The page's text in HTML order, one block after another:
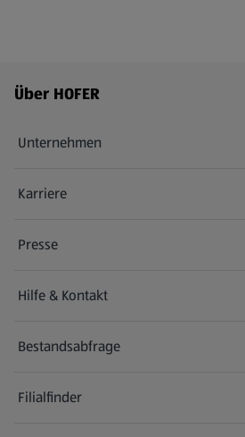
Fußzeilenmenü - weitere Links
Über HOFER
Unternehmen
Karriere
(öffnet in einem neuen Tab)
Presse
Hilfe & Kontakt
(öffnet in einem neuen Tab)
Bestandsabfrage
(öffnet in einem neuen Tab)
Filialfinder